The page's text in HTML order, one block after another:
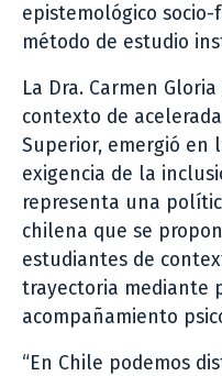
epistemológico
método de estudio
La Dra. Carmen
contexto de
Superior, emergió en
exigencia de la
representa una
chilena que se
estudiantes de
trayectoria mediante
acompañamiento
“En Chile podemos